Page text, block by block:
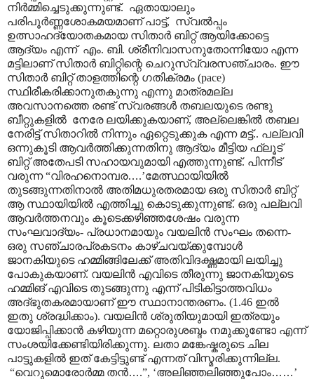
നിർമ്മിച്ചെടുക്കുന്നുണ്ട്. ഏതായാലും
പരിപൂർണ്ണശോകമയമാണ് പാട്ട്, സ്വൽ‌പ്പം
ഉത്സാഹദ്യോതകമായ സിതാർ ബിറ്റ് ആയിക്കോട്ടെ
ആദ്യം എന്ന് എം. ബി. ശ്രീനിവാസനുതോന്നിയോ എന്ന
മട്ടിലാണ് സിതാർ ബിറ്റിന്റെ ചെറുസ്വ്വരസഞ്ചാരം. ഈ
സിതാർ ബിറ്റ് താളത്തിന്റെ ഗതിക്രമം (pace)
സ്ഥിരീകരിക്കാനുതകുന്നു എന്നു മാത്രമല്ല
അവസാനത്തെ രണ്ട് സ്വരങ്ങൾ തബലയുടെ രണ്ടു
ബീറ്റുകളിൽ നേരേ ലയിക്കുകയാണ്, അല്ലെങ്കിൽ തബല
നേരിട്ട് സിതാറിൽ നിന്നും ഏറ്റെടുക്കുക എന്ന മട്ട്.. പല്ലവി
ഒന്നുകൂടി ആവർത്തിക്കുന്നതിനു ആദ്യം മീട്ടിയ ഫ്ലൂട്
ബിറ്റ് അതേപടി സഹായവുമായി എത്തുന്നുണ്ട്. പിന്നീട്
വരുന്ന “വിരഹനൊമ്പര….’മേത്സ്ഥായിയിൽ
തുടങ്ങുന്നതിനാൽ അതിമധുരതരമായ ഒരു സിതാർ ബിറ്റ്
ആ സ്ഥായിയിൽ എത്തിച്ചു കൊടുക്കുന്നുണ്ട്. ഒരു പല്ലവി
ആവർത്തനവും കൂടെക്കഴിഞ്ഞശേഷം വരുന്ന
സംഘവാദ്യം- പ്രധാനമായും വയലിൻ സംഘം തന്നെ-
ഒരു സഞ്ചാരപ്രകടനം കാഴ്ചവയ്ക്കുമ്പോൾ
ജാനകിയുടെ ഹമ്മിങ്ങിലേക്ക് അതിവിദഗ്ദ്ധമായി ലയിച്ചു
പോകുകയാണ്. വയലിൻ എവിടെ തീരുന്നു ജാനകിയുടെ
ഹമ്മിങ് എവിടെ തുടങ്ങുന്നു എന്ന് പിടികിട്ടാത്തവിധം
അദ്ഭുതകരമായാണ് ഈ സ്ഥാനാന്തരണം. (1.46 ഇൽ
ഇതു ശ്രദ്ധിക്കാം). വയലിൻ ശ്രുതിയുമായി ഇത്രയും
യോജിപ്പിക്കാൻ കഴിയുന്ന മറ്റൊരുശബ്ദം നമുക്കുണ്ടോ എന്ന്
സംശയിക്കേണ്ടിയിരിക്കുന്നു. ലതാ മങ്കേഷ്കരുടെ ചില
പാട്ടുകളിൽ ഇത് കേട്ടിട്ടുണ്ട് എന്നത് വിസ്മരിക്കുന്നില്ല.
“വെറുമൊരോർമ്മ തൻ….”, ‘അലിഞ്ഞലിഞ്ഞുപോം……’